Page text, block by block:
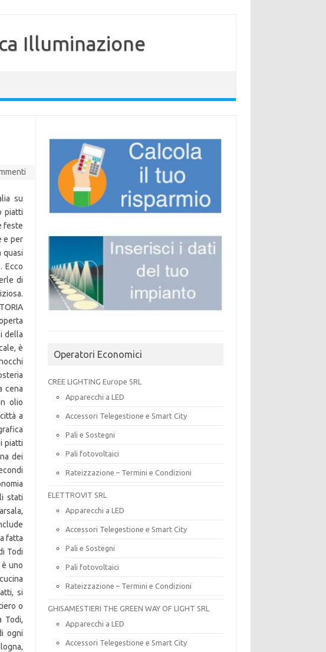
Illuminazione
su
piatti
feste
e per
quasi
Ecco
di
della
è
cena
olio
a
piatti
dei
stati
fatta
Todi
uno
si
o
Todi,
ogni
Operatori Economici
CREE LIGHTING Europe SRL
Apparecchi a LED
Accessori Telegestione e Smart City
Pali e Sostegni
Pali fotovoltaici
Rateizzazione – Termini e Condizioni
ELETTROVIT SRL
Apparecchi a LED
Accessori Telegestione e Smart City
Pali e Sostegni
Pali fotovoltaici
Rateizzazione – Termini e Condizioni
GHISAMESTIERI THE GREEN WAY OF LIGHT SRL
Apparecchi a LED
Accessori Telegestione e Smart City